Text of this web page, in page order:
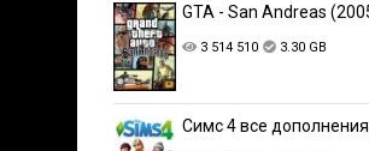
GTA - San Andreas
3 514 510 3.30 GB
Симс 4 все дополнения